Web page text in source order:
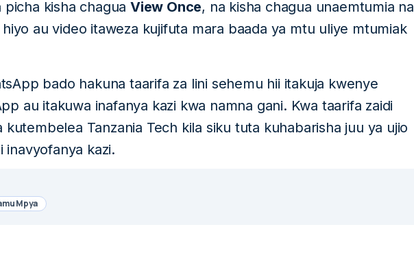
kisha chagua View Once, na kisha chagua unaemtumia na
au video itaweza kujifuta mara baada ya mtu uliye mtumiak
bado hakuna taarifa za lini sehemu hii itakuja kwenye
au itakuwa inafanya kazi kwa namna gani. Kwa taarifa zaidi
kutembelea Tanzania Tech kila siku tuta kuhabarisha juu ya ujio
inavyofanya kazi.
Mpya